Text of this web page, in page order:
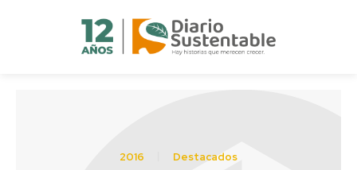
2016 Destacados